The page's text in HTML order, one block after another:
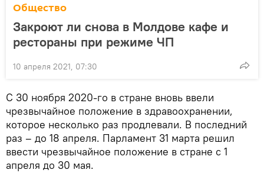
Общество
Закроют ли снова в Молдове кафе и
рестораны при режиме ЧП
10 апреля 2021, 07:30
С 30 ноября 2020-го в стране вновь ввели
чрезвычайное положение в здравоохранении,
которое несколько раз продлевали. В последний
раз – до 18 апреля. Парламент 31 марта решил
ввести чрезвычайное положение в стране с 1
апреля до 30 мая.